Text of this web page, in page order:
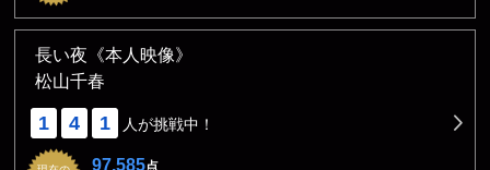
長い夜《本人映像》
松山千春
1 4 1 人が挑戦中！
97.585点